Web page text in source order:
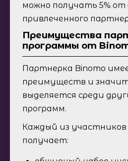
можно получать 5% от
привлеченного
Преимущества
программы от
Партнерка Binomo
преимуществ и
выделяется среди
программ.
Каждый из
получает: